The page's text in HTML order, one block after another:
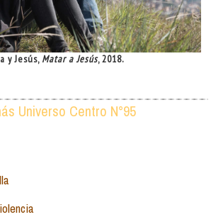
y Jesús, Matar a Jesús, 2018.
Universo Centro N°95